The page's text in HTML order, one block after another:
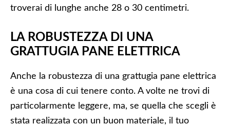
troverai di lunghe anche 28 o 30 centimetri.
LA ROBUSTEZZA DI UNA
GRATTUGIA PANE ELETTRICA
Anche la robustezza di una grattugia pane elettrica
è una cosa di cui tenere conto. A volte ne trovi di
particolarmente leggere, ma, se quella che scegli è
stata realizzata con un buon materiale, il tuo